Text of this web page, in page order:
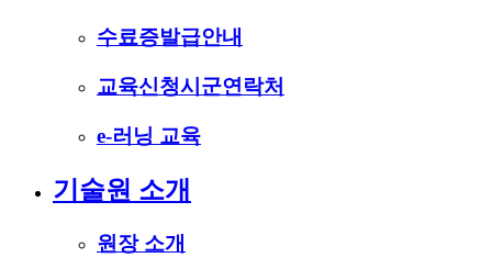
수료증발급안내
교육신청시군연락처
e-러닝 교육
기술원 소개
원장 소개